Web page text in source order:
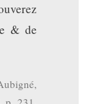
& de